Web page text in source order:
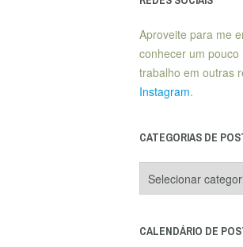
Aproveite para me
conhecer um pouco
trabalho em outras
Instagram.
CATEGORIAS DE
de
CALENDÁRIO DE